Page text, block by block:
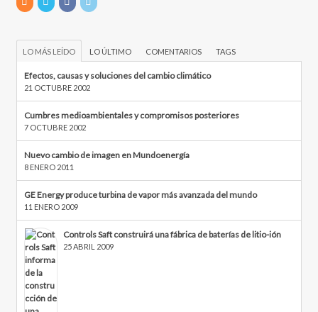
LO MÁS LEÍDO LO ÚLTIMO COMENTARIOS TAGS
Efectos, causas y soluciones del cambio climático
21 OCTUBRE 2002
Cumbres medioambientales y compromisos posteriores
7 OCTUBRE 2002
Nuevo cambio de imagen en Mundoenergía
8 ENERO 2011
GE Energy produce turbina de vapor más avanzada del mundo
11 ENERO 2009
Controls Saft construirá una fábrica de baterías de litio-ión
25 ABRIL 2009